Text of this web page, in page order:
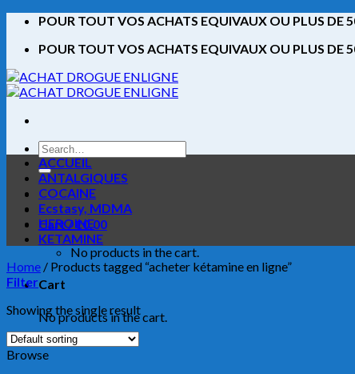
Skip
content
POUR TOUT VOS ACHATS EQUIVAUX OU PLUS DE
POUR TOUT VOS ACHATS EQUIVAUX OU PLUS DE
Search
for:
Cart /€0.00
No products in the cart.
Cart
No products in the cart.
ACCUEIL
ANTALGIQUES
COCAINE
Ecstasy, MDMA
HEROINE
KETAMINE
Home / Products tagged “acheter kétamine en ligne”
Filter
Showing the single result
Browse